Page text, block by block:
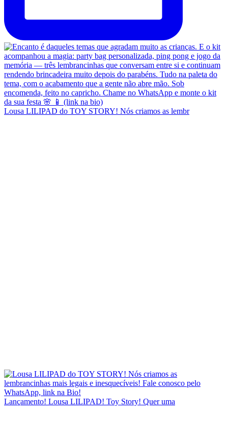
Lousa LILIPAD do TOY STORY! Nós criamos as lembr
Lançamento! Lousa LILIPAD! Toy Story! Quer uma